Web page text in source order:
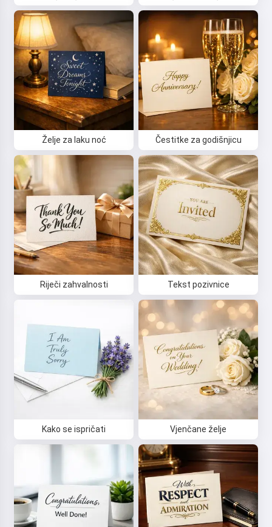
Želje za laku noć Čestitke za godišnjicu
Riječi zahvalnosti Tekst pozivnice
Kako se ispričati Vjenčane želje